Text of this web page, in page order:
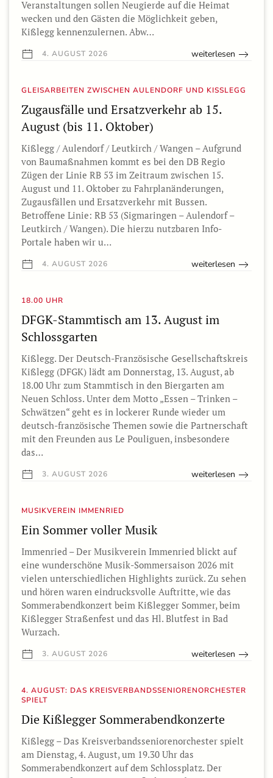
Veranstaltungen sollen Neugierde auf die Heimat
wecken und den Gästen die Möglichkeit geben,
Kißlegg kennenzulernen. Abw…
4. AUGUST 2026 weiterlesen
GLEISARBEITEN ZWISCHEN AULENDORF UND KISSLEGG
Zugausfälle und Ersatzverkehr ab 15.
August (bis 11. Oktober)
Kißlegg / Aulendorf / Leutkirch / Wangen – Aufgrund
von Baumaßnahmen kommt es bei den DB Regio
Zügen der Linie RB 53 im Zeitraum zwischen 15.
August und 11. Oktober zu Fahrplanänderungen,
Zugausfällen und Ersatzverkehr mit Bussen.
Betroffene Linie: RB 53 (Sigmaringen – Aulendorf –
Leutkirch / Wangen). Die hierzu nutzbaren Info-
Portale haben wir u…
4. AUGUST 2026 weiterlesen
18.00 UHR
DFGK-Stammtisch am 13. August im
Schlossgarten
Kißlegg. Der Deutsch-Französische Gesellschaftskreis
Kißlegg (DFGK) lädt am Donnerstag, 13. August, ab
18.00 Uhr zum Stammtisch in den Biergarten am
Neuen Schloss. Unter dem Motto „Essen – Trinken –
Schwätzen“ geht es in lockerer Runde wieder um
deutsch-französische Themen sowie die Partnerschaft
mit den Freunden aus Le Pouliguen, insbesondere
das…
3. AUGUST 2026 weiterlesen
MUSIKVEREIN IMMENRIED
Ein Sommer voller Musik
Immenried – Der Musikverein Immenried blickt auf
eine wunderschöne Musik-Sommersaison 2026 mit
vielen unterschiedlichen Highlights zurück. Zu sehen
und hören waren eindrucksvolle Auftritte, wie das
Sommerabendkonzert beim Kißlegger Sommer, beim
Kißlegger Straßenfest und das Hl. Blutfest in Bad
Wurzach.
3. AUGUST 2026 weiterlesen
4. AUGUST: DAS KREISVERBANDSSENIORENORCHESTER
SPIELT
Die Kißlegger Sommerabendkonzerte
Kißlegg – Das Kreisverbandsseniorenorchester spielt
am Dienstag, 4. August, um 19.30 Uhr das
Sommerabendkonzert auf dem Schlossplatz. Der